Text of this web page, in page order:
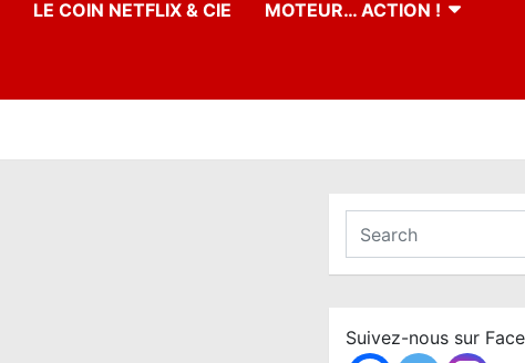
LE COIN NETFLIX & CIE MOTEUR… ACTION !
a
c
h
Suivez-nous sur